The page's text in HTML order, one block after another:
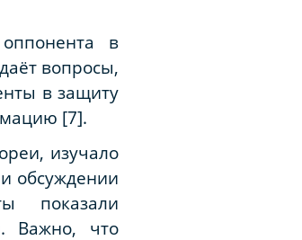
в
вопросы,
в защиту
[7].
изучало
обсуждении
показали
Важно, что